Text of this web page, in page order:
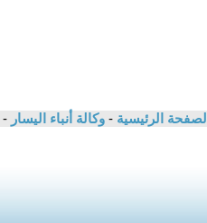
الصفحة الرئيسية - وكالة أنباء اليسار -